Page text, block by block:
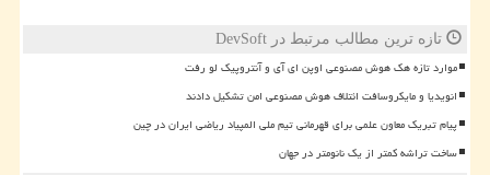
تازه ترین مطالب مرتبط در DevSoft
موارد تازه هک هوش مصنوعی اوپن ای آی و آنتروپیک لو رفت
انویدیا و مایکروسافت ائتلاف هوش مصنوعی امن تشکیل دادند
پیام تبریک معاون علمی برای قهرمانی تیم ملی المپیاد ریاضی ایران در چین
ساخت تراشه کمتر از یک نانومتر در جهان